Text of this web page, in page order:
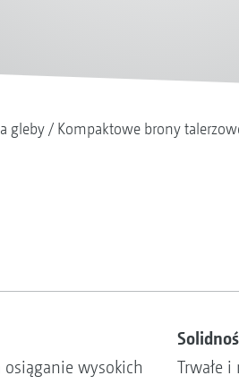
gleby Kompaktowe brony
wysokich
Trwałe